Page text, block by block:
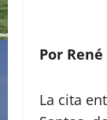
Por
La cita